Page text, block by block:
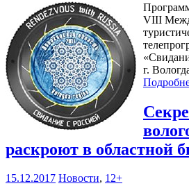
VIII
г.
раскроют в областной
15.12.2017 Новости, 12+